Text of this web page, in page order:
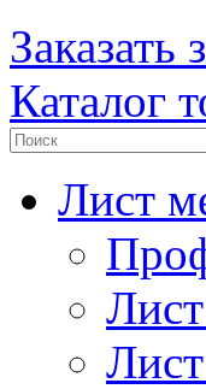
Заказать
Каталог
Лист